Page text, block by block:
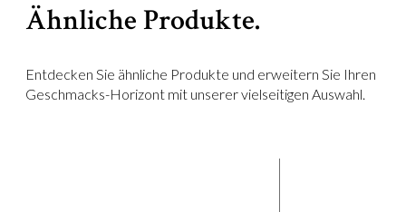
Ähnliche Produkte.
Entdecken Sie ähnliche Produkte und erweitern Sie Ihren
Geschmacks-Horizont mit unserer vielseitigen Auswahl.